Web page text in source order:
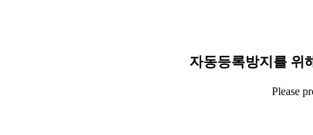
자동등록방지를 위
Please